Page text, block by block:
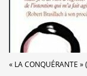
« LA CONQUÉRANTE »